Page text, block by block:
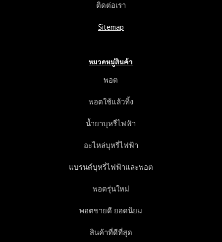
ติดต่อเรา
Sitemap
หมวดหมู่สินค้า
พอต
พอตใช้แล้วทิ้ง
น้ำยาบุหรี่ไฟฟ้า
อะไหล่บุหรี่ไฟฟ้า
แบรนด์บุหรี่ไฟฟ้าและพอต
พอตรุ่นใหม่
พอตขายดี ยอดนิยม
สินค้าที่ดีที่สุด